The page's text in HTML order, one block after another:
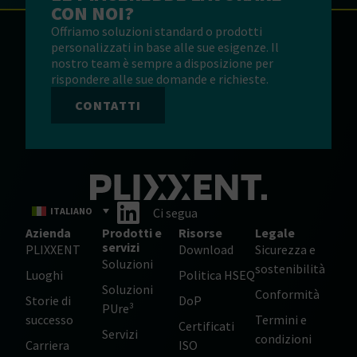
CON NOI?
Offriamo soluzioni standard o prodotti
personalizzati in base alle sue esigenze. Il
nostro team è sempre a disposizione per
rispondere alle sue domande e richieste.
CONTATTI
ITALIANO
Ci segua
Azienda
PLIXXENT
Luoghi
Storie di
successo
Carriera
Prodotti e
servizi
Soluzioni
Soluzioni
PUre³
Servizi
Risorse
Download
Politica HSEQ
DoP
Certificati
ISO
Legale
Sicurezza e
sostenibilità
Conformità
Termini e
condizioni